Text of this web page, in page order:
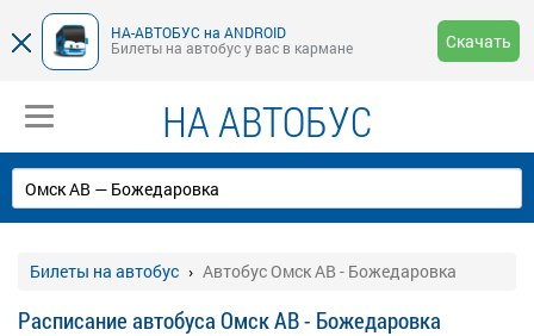
НА-АВТОБУС на ANDROID
Билеты на автобус у вас в кармане
Скачать
НА АВТОБУС
Билеты на автобус Автобус Омск АВ - Божедаровка
Расписание автобуса Омск АВ - Божедаровка